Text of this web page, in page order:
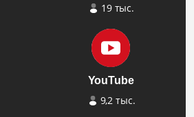
19 тыс.
YouTube
9,2 тыс.